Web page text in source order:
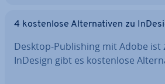
4 kos­ten­lo­se Al­ter­na­ti­ven zu
Desktop-Pu­bli­shing mit Adobe ist
InDesign gibt es kos­ten­lo­se